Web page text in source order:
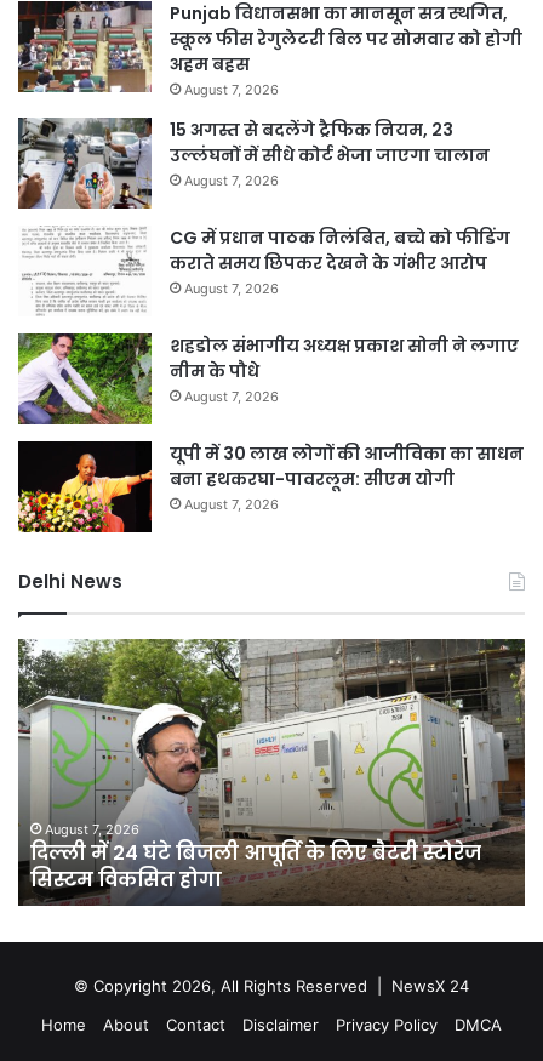
Punjab विधानसभा का मानसून सत्र स्थगित,
स्कूल फीस रेगुलेटरी बिल पर सोमवार को होगी
अहम बहस
August 7, 2026
15 अगस्त से बदलेंगे ट्रैफिक नियम, 23
उल्लंघनों में सीधे कोर्ट भेजा जाएगा चालान
August 7, 2026
CG में प्रधान पाठक निलंबित, बच्चे को फीडिंग
कराते समय छिपकर देखने के गंभीर आरोप
August 7, 2026
शहडोल संभागीय अध्यक्ष प्रकाश सोनी ने लगाए
नीम के पौधे
August 7, 2026
यूपी में 30 लाख लोगों की आजीविका का साधन
बना हथकरघा-पावरलूम: सीएम योगी
August 7, 2026
Delhi News
दिल्ली
में
24
घंटे
बिजली
लिए
बैटरी
स्टोरेज
सिस्टम
August 7, 2026
दिल्ली में 24 घंटे बिजली आपूर्ति के लिए बैटरी स्टोरेज
सिस्टम विकसित होगा
में
पर
© Copyright 2026, All Rights Reserved | NewsX 24
Home
About Contact Disclaimer Privacy Policy DMCA